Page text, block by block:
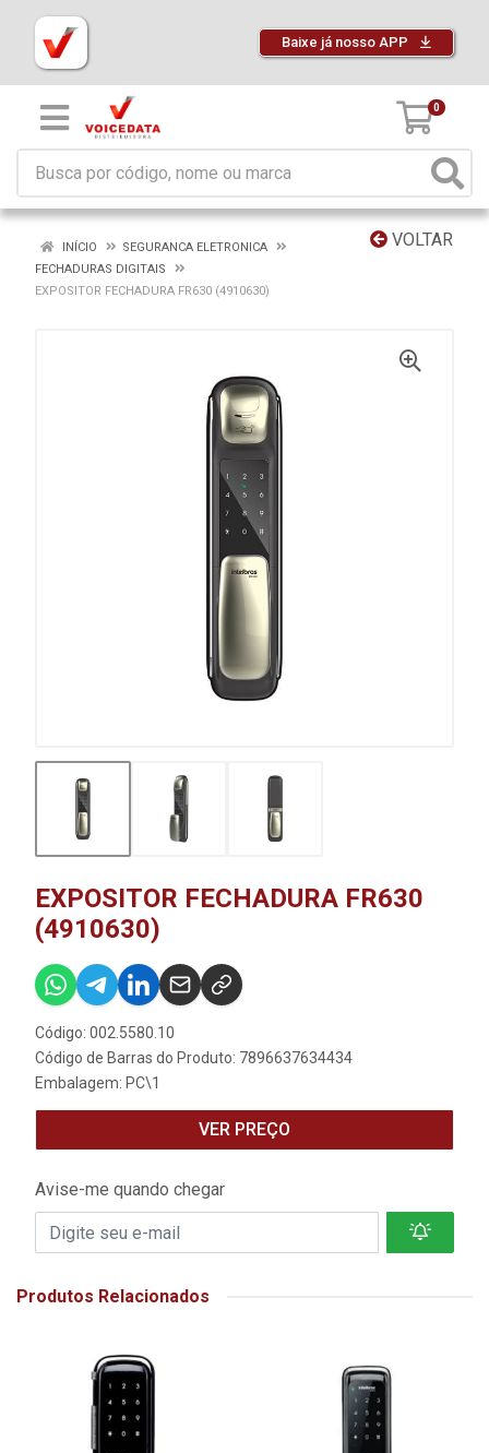
Baixe já nosso APP
0
VOLTAR
INÍCIO
SEGURANCA ELETRONICA
FECHADURAS DIGITAIS
EXPOSITOR FECHADURA FR630 (4910630)
EXPOSITOR FECHADURA FR630
(4910630)
Código: 002.5580.10
Código de Barras do Produto: 7896637634434
Embalagem: PC\1
VER PREÇO
Avise-me quando chegar
Produtos Relacionados